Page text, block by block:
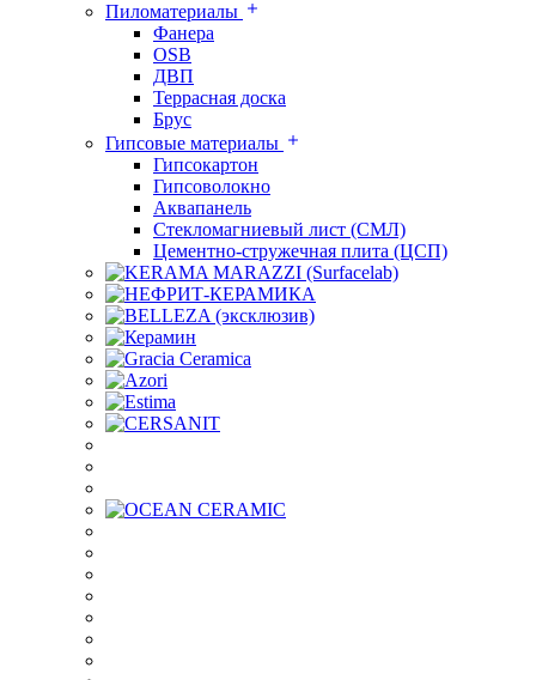
Пиломатериалы
Фанера
OSB
ДВП
Террасная доска
Брус
Гипсовые материалы
Гипсокартон
Гипсоволокно
Аквапанель
Стекломагниевый лист (СМЛ)
Цементно-стружечная плита (ЦСП)